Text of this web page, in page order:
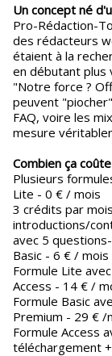
Un concept né
Pro-Rédaction-
des rédacteurs
étaient à la
en débutant plus
"Notre force ?
peuvent
FAQ, voire les
mesure
Combien ça
Plusieurs
Lite - 0 € / mois
3 crédits par
introductions/
avec 5
Basic - 6 € / mois
Formule Lite
Access - 14 € /
Formule Basic
Premium - 29 € /
Formule Access
téléchargement